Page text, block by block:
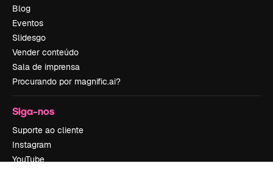
Blog
Eventos
Slidesgo
Vender conteúdo
Sala de imprensa
Procurando por magnific.ai?
Siga-nos
Suporte ao cliente
Instagram
YouTube